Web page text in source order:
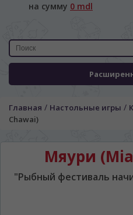
на сумму 0 mdl
Главная / Настольные игры /
Chawai)
Мяури
"Рыбный фестиваль